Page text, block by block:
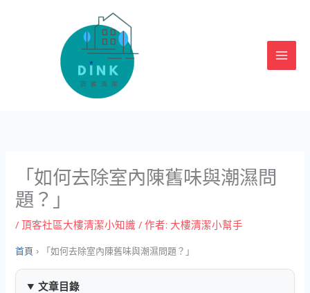
「如何去除室內陳舊味與潮濕問
題？」
/頂客社區大樓清潔小知識 / 作者: 大樓清潔小幫手
首頁 › 「如何去除室內陳舊味與潮濕問題？」
文章目錄